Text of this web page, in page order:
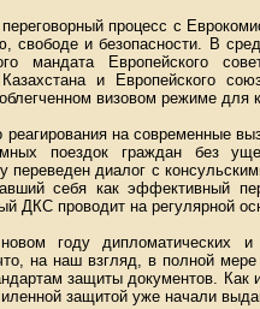
процесс с
свободе и безопасности. В
мандата Европейского
и Европейского
визовом режиме для
реагирования на современные
поездок граждан без
переведен диалог с
себя как эффективный
ДКС проводит на регулярной
году дипломатических и
на наш взгляд, в полной
защиты документов. Как
защитой уже начали